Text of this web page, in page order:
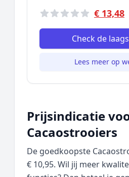
€ 13,48
Check de
Lees meer op
Prijsindicatie
Cacaostrooiers
De goedkoopste
€ 10,95. Wil jij meer